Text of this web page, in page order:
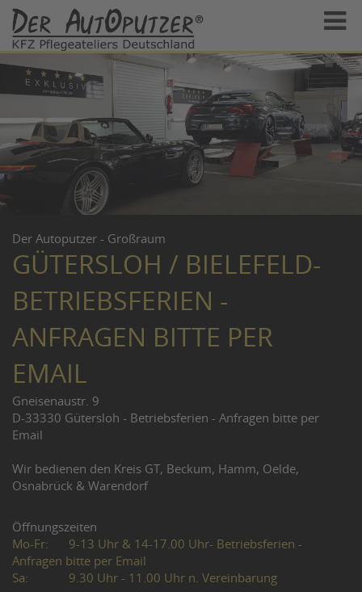
Der Autoputzer - Großraum
GÜTERSLOH / BIELEFELD-
BETRIEBSFERIEN -
ANFRAGEN BITTE PER
EMAIL
Gneisenaustr. 9
D-33330 Gütersloh - Betriebsferien - Anfragen bitte per
Email
Wir bedienen den Kreis GT, Beckum, Hamm, Oelde,
Osnabrück & Warendorf
Öffnungszeiten
Mo-Fr:
9-13 Uhr & 14-17.00 Uhr- Betriebsferien -
Anfragen bitte per Email
Sa:
9.30 Uhr - 11.00 Uhr n. Vereinbarung